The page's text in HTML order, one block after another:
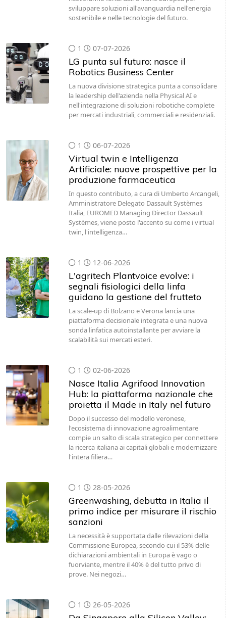
sviluppare soluzioni all'avanguardia nell'energia
sostenibile e nelle tecnologie del futuro.
1 07-07-2026
LG punta sul futuro: nasce il
Robotics Business Center
La nuova divisione strategica punta a consolidare
la leadership dell'azienda nella Physical AI e
nell'integrazione di soluzioni robotiche complete
per mercati industriali, commerciali e residenziali.
1 06-07-2026
Virtual twin e Intelligenza
Artificiale: nuove prospettive per la
produzione farmaceutica
In questo contributo, a cura di Umberto Arcangeli,
Amministratore Delegato Dassault Systèmes
Italia, EUROMED Managing Director Dassault
Systèmes, viene posto l'accento su come i virtual
twin, l'intelligenza…
1 12-06-2026
L'agritech Plantvoice evolve: i
segnali fisiologici della linfa
guidano la gestione del frutteto
La scale-up di Bolzano e Verona lancia una
piattaforma decisionale integrata e una nuova
sonda linfatica autoinstallante per avviare la
scalabilità sui mercati esteri.
1 02-06-2026
Nasce Italia Agrifood Innovation
Hub: la piattaforma nazionale che
proietta il Made in Italy nel futuro
Dopo il successo del modello veronese,
l'ecosistema di innovazione agroalimentare
compie un salto di scala strategico per connettere
la ricerca italiana ai capitali globali e modernizzare
l'intera filiera…
1 28-05-2026
Greenwashing, debutta in Italia il
primo indice per misurare il rischio
sanzioni
La necessità è supportata dalle rilevazioni della
Commissione Europea, secondo cui il 53% delle
dichiarazioni ambientali in Europa è vago o
fuorviante, mentre il 40% è del tutto privo di
prove. Nei negozi…
1 26-05-2026